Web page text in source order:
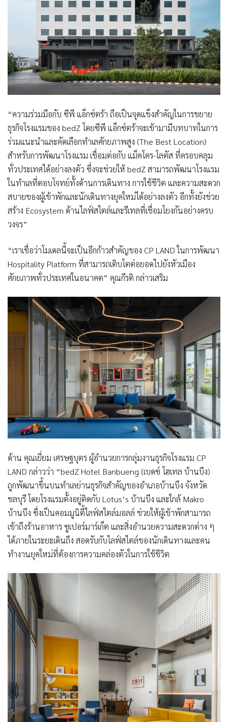
“ความร่วมมือกับ ซีพี แอ็กซ์ตร้า ถือเป็นจุดแข็งสำคัญในการขยาย
ธุรกิจโรงแรมของ bedZ โดยซีพี แอ็กซ์ตร้าจะเข้ามามีบทบาทในการ
ร่วมแนะนำและคัดเลือกทำเลศักยภาพสูง (The Best Location)
สำหรับการพัฒนาโรงแรม เชื่อมต่อกับ แม็คโคร-โลตัส ที่ครอบคลุม
ทั่วประเทศได้อย่างลงตัว ซึ่งจะช่วยให้ bedZ สามารถพัฒนาโรงแรม
ในทำเลที่ตอบโจทย์ทั้งด้านการเดินทาง การใช้ชีวิต และความสะดวก
สบายของผู้เข้าพักและนักเดินทางยุคใหม่ได้อย่างลงตัว อีกทั้งยังช่วย
สร้าง Ecosystem ด้านไลฟ์สไตล์และรีเทลที่เชื่อมโยงกันอย่างครบ
วงจร”
“เราเชื่อว่าโมเดลนี้จะเป็นอีกก้าวสำคัญของ CP LAND ในการพัฒนา
Hospitality Platform ที่สามารถเติบโตต่อยอดไปยังหัวเมือง
ศักยภาพทั่วประเทศในอนาคต” คุณกีรติ กล่าวเสริม
ด้าน คุณเยี่ยม เศรษฐบุตร ผู้อำนวยการกลุ่มงานธุรกิจโรงแรม CP
LAND กล่าวว่า “bedZ Hotel Banbueng (เบดซ์ โฮเทล บ้านบึง)
ถูกพัฒนาขึ้นบนทำเลย่านธุรกิจสำคัญของอำเภอบ้านบึง จังหวัด
ชลบุรี โดยโรงแรมตั้งอยู่ติดกับ Lotus’s บ้านบึง และใกล้ Makro
บ้านบึง ซึ่งเป็นคอมมูนิตี้ไลฟ์สไตล์มอลล์ ช่วยให้ผู้เข้าพักสามารถ
เข้าถึงร้านอาหาร ซูเปอร์มาร์เก็ต และสิ่งอำนวยความสะดวกต่าง ๆ
ได้ภายในระยะเดินถึง สอดรับกับไลฟ์สไตล์ของนักเดินทางและคน
ทำงานยุคใหม่ที่ต้องการความคล่องตัวในการใช้ชีวิต